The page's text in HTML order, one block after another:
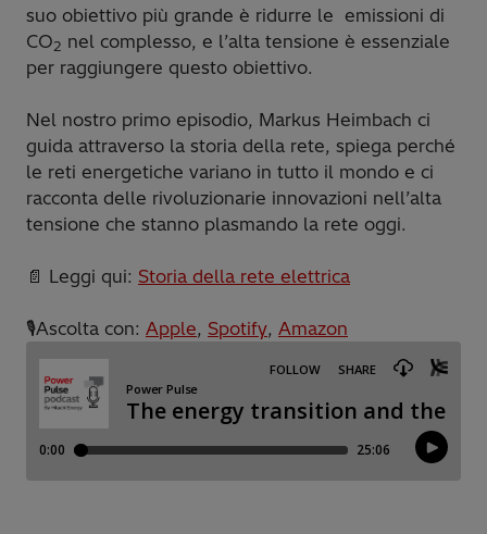
suo obiettivo più grande è ridurre le emissioni di
CO2 nel complesso, e l’alta tensione è essenziale
per raggiungere questo obiettivo.
Nel nostro primo episodio, Markus Heimbach ci
guida attraverso la storia della rete, spiega perché
le reti energetiche variano in tutto il mondo e ci
racconta delle rivoluzionarie innovazioni nell’alta
tensione che stanno plasmando la rete oggi.
📄 Leggi qui: Storia della rete elettrica
🎙️Ascolta con: Apple, Spotify, Amazon